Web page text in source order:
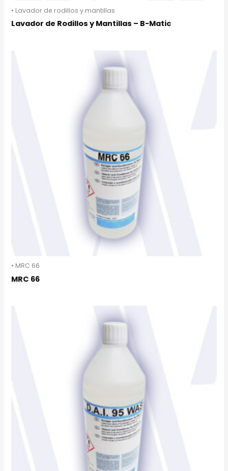
• Lavador de rodillos y mantillas
Lavador de Rodillos y Mantillas – B-Matic
• MRC 66
MRC 66